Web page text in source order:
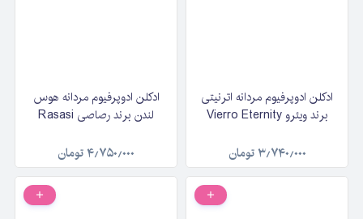
ادکلن ادوپرفیوم مردانه اترنیتی
برند ویئرو Vierro Eternity
۳٫۷۴۰٫۰۰۰تومان
ادکلن ادوپرفیوم مردانه هوس
لندن برند رصاصی Rasasi
میلی‌لیتر
۴٫۷۵۰٫۰۰۰تومان